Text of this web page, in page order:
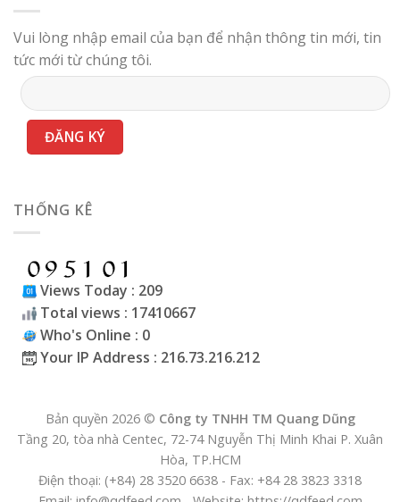
Vui lòng nhập email của bạn để nhận thông tin mới, tin
tức mới từ chúng tôi.
THỐNG KÊ
Views Today : 209
Total views : 17410667
Who's Online : 0
Your IP Address : 216.73.216.212
Bản quyền 2026 © Công ty TNHH TM Quang Dũng
Tầng 20, tòa nhà Centec, 72-74 Nguyễn Thị Minh Khai P. Xuân
Hòa, TP.HCM
Điện thoại: (+84) 28 3520 6638 - Fax: +84 28 3823 3318